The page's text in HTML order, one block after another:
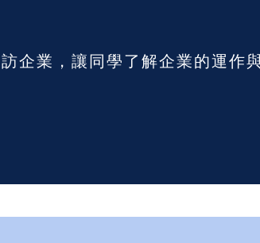
企業，讓同學了解企業的運作